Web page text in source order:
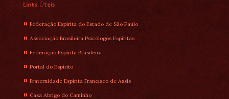
Links Úteis
Federação Espírita do Estado de São Paulo
Associação Brasileira Psicólogos Espíritas
Federação Espírita Brasileira
Portal do Espírito
Fraternidade Espírita Francisco de Assis
Casa Abrigo do Caminho